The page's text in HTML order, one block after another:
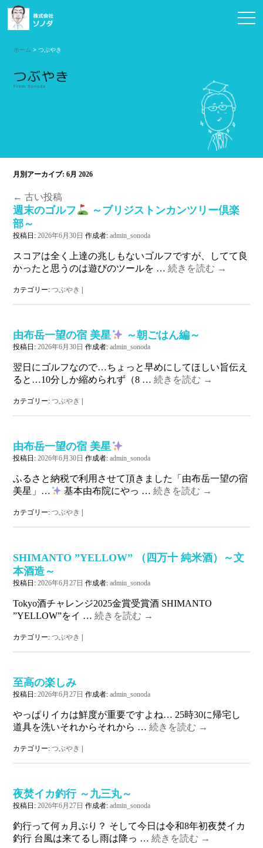
ホーム > つぶやき
お問い合わせ
月別アーカイブ:6月 2026
← 古い投稿
週末のゴルフ
～ブリジストンカンツリー倶楽
部～
投稿日: 2026年6月30日 作成者: admin_sonoda
スコアは全く上達の兆しもないゴルフですが、してて良
かったと思うのは遊びのツールを …続きを読む →
カテゴリー: つぶやき
由布岳一望の宿 美星 ～朝ごはん編～
投稿日: 2026年6月30日 作成者: admin_sonoda
翌日にゴルフなので…ちょっと早めにしてほしい旨伝え
ると…10分しか縮められず（8 …続きを読む →
カテゴリー: つぶやき
由布岳一望の宿 美星
投稿日: 2026年6月30日 作成者: admin_sonoda
ふるさと納税で利用させて頂きました「由布岳一望の宿
美星」…
基本由布院にやっ … 続きを読む →
カテゴリー: つぶやき
SHIMANTO ”YELLOW” （四万十 純米酒）～文
本酒造～
投稿日: 2026年6月27日 作成者: admin_sonoda
Tokyo酒チャレンジ2025金賞受賞酒 SHIMANTO
”YELLOW”をイ …続きを読む →
カテゴリー: つぶやき
至高の楽しみ
投稿日: 2026年6月27日 作成者: admin_sonoda
やっぱりイカは鮮度が重要ですよね… 25時30に帰宅し
道具を洗いそれからそれから …続きを読む →
カテゴリー: つぶやき
夜焚イカ釣行 ～九三丸～
投稿日: 2026年6月27日 作成者: admin_sonoda
釣行って何ヵ月ぶり？ そして今日は令和8年初夜焚イカ
釣行 台風は来てるし雨は降っ …続きを読む →